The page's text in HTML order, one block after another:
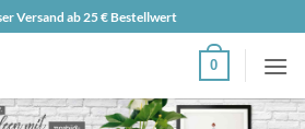
Versand ab 25 € Bestellwert
0